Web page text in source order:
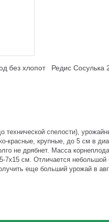
без хлопот Редис Сосулька
технической спелости),
красные, крупные, до 5 см в
не дрябнет. Масса
7x15 см. Отличается
еще больший урожай в